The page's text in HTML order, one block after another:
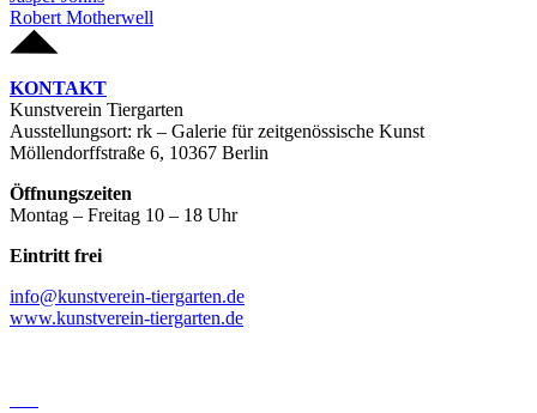
Robert Motherwell
KONTAKT
Kunstverein Tiergarten
Ausstellungsort: rk – Galerie für zeitgenössische Kunst
Möllendorffstraße 6, 10367 Berlin
Öffnungszeiten
Montag – Freitag 10 – 18 Uhr
Eintritt frei
info@kunstverein-tiergarten.de
www.kunstverein-tiergarten.de